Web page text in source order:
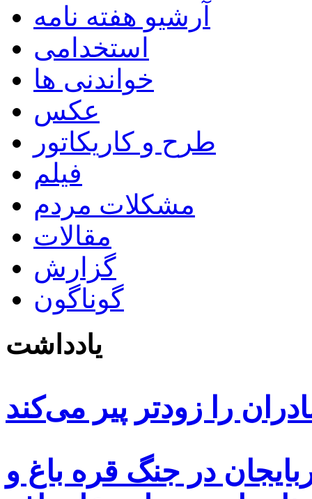
آرشیو هفته نامه
استخدامی
خواندنی ها
عکس
طرح و کاریکاتور
فیلم
مشکلات مردم
مقالات
گزارش
گوناگون
یادداشت
را زودتر پیر می‌کند
در جنگ قره باغ و